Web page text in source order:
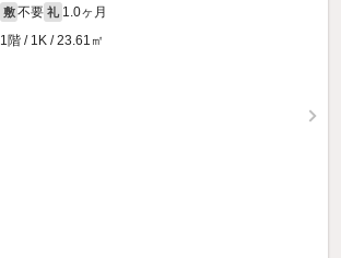
敷 不要 礼 1.0ヶ月
1階 / 1K / 23.61㎡